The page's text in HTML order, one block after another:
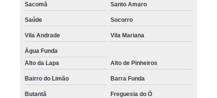
Sacomã Santo Amaro
Saúde Socorro
Vila Andrade Vila Mariana
Água Funda
Alto da Lapa
Alto de Pinheiros
Bairro do Limão Barra Funda
Butantã Freguesia do Ó